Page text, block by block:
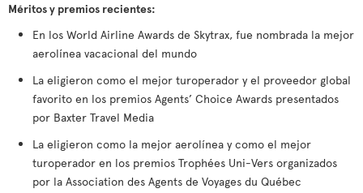
Méritos y premios recientes:
En los World Airline Awards de Skytrax, fue nombrada la mejor
aerolínea vacacional del mundo
La eligieron como el mejor turoperador y el proveedor global
favorito en los premios Agents’ Choice Awards presentados
por Baxter Travel Media
La eligieron como la mejor aerolínea y como el mejor
turoperador en los premios Trophées Uni-Vers organizados
por la Association des Agents de Voyages du Québec